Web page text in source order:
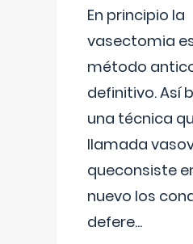
En principio la
vasectomia
método
definitivo. Así
una técnica
llamada
queconsiste
nuevo los
defere...